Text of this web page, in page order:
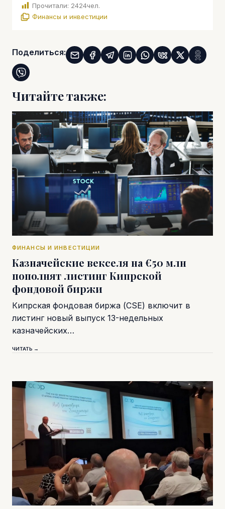
Прочитали: 2424чел.
Финансы и инвестиции
Поделиться:
Читайте также:
ФИНАНСЫ И ИНВЕСТИЦИИ
Казначейские векселя на €50 млн
пополнят листинг Кипрской
фондовой биржи
Кипрская фондовая биржа (CSE) включит в
листинг новый выпуск 13-недельных
казначейских…
ЧИТАТЬ →